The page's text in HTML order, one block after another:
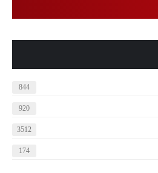
844
920
3512
174